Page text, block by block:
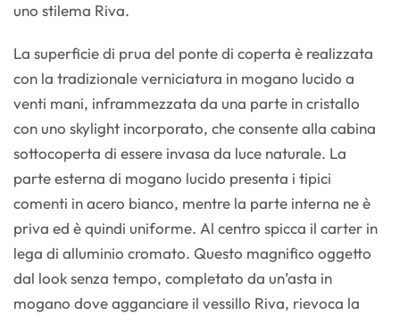
uno stilema Riva.
La superficie di prua del ponte di coperta è realizzata
con la tradizionale verniciatura in mogano lucido a
venti mani, inframmezzata da una parte in cristallo
con uno skylight incorporato, che consente alla cabina
sottocoperta di essere invasa da luce naturale. La
parte esterna di mogano lucido presenta i tipici
comenti in acero bianco, mentre la parte interna ne è
priva ed è quindi uniforme. Al centro spicca il carter in
lega di alluminio cromato. Questo magnifico oggetto
dal look senza tempo, completato da un’asta in
mogano dove agganciare il vessillo Riva, rievoca la